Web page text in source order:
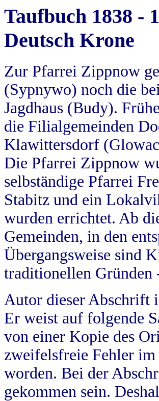
Taufbuch 1838 -
Deutsch Krone
Zur Pfarrei Zippnow
(Sypnywo) noch die
Jagdhaus (Budy).
die Filialgemeinden
Klawittersdorf
Die Pfarrei Zippnow
selbständige Pfarrei
Stabitz und ein
wurden errichtet. Ab
Gemeinden, in den
Übergangsweise sind
traditionellen
Autor dieser Abschrift
Er weist auf folgende
von einer Kopie des
zweifelsfreie Fehler
worden. Bei der
gekommen sein.